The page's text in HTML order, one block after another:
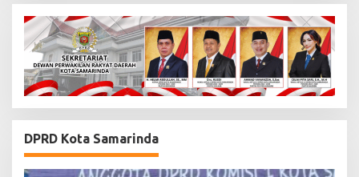
DPRD Kota Samarinda